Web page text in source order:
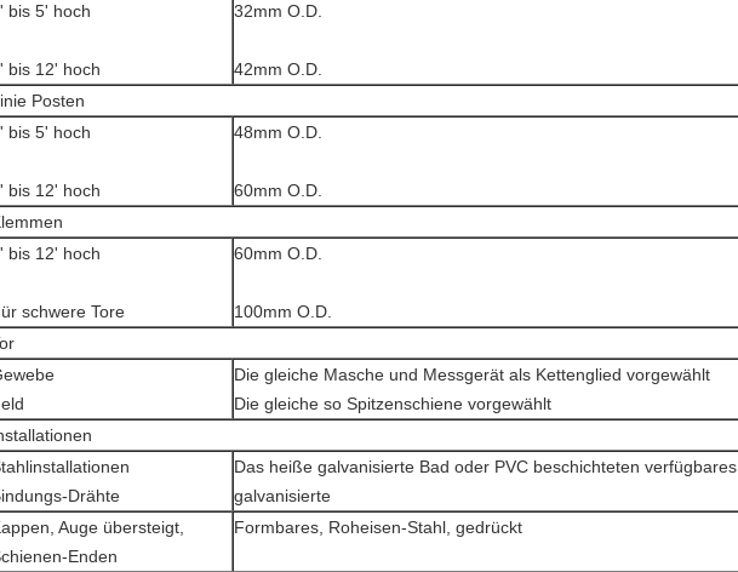
bis 5' hoch
bis 12' hoch
32mm O.D.
42mm O.D.
Posten
bis 5' hoch
bis 12' hoch
48mm O.D.
60mm O.D.
bis 12' hoch
schwere Tore
60mm O.D.
100mm O.D.
Die gleiche Masche und Messgerät als Kettenglied vorgewählt
Die gleiche so Spitzenschiene vorgewählt
Drähte
Das heiße galvanisierte Bad oder PVC beschichteten verfügbares
galvanisierte
Auge übersteigt,
Enden
Formbares, Roheisen-Stahl, gedrückt